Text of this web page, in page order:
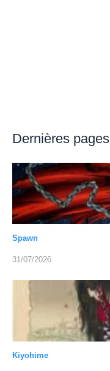
Dernières pages
Spawn
31/07/2026
Kiyohime